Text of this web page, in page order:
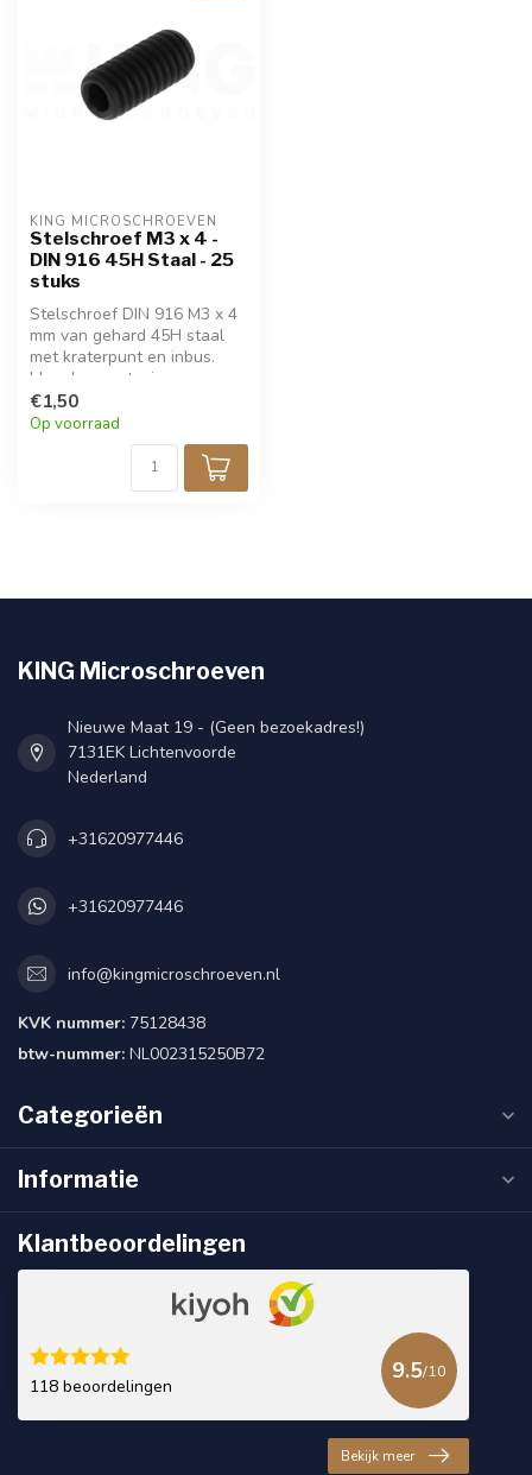
KING MICROSCHROEVEN
Stelschroef M3 x 4 -
DIN 916 45H Staal - 25
stuks
Stelschroef DIN 916 M3 x 4
mm van gehard 45H staal
met kraterpunt en inbus.
Ideaal voor stevige,
verzonken fixatie in
fijnmechanica en techniek.
Zwarte afwerking voor een
strakke uitstraling. Verpakt
€1,50
Op voorraad
KING Microschroeven
Nieuwe Maat 19 - (Geen bezoekadres!)
7131EK Lichtenvoorde
Nederland
+31620977446
+31620977446
info@kingmicroschroeven.nl
KVK nummer: 75128438
btw-nummer: NL002315250B72
Categorieën
Informatie
Klantbeoordelingen
118 beoordelingen
9.5/10
Bekijk meer